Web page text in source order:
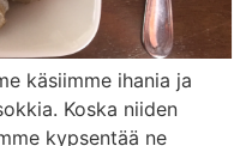
käsiimme ihania ja
Koska niiden
kypsentää ne